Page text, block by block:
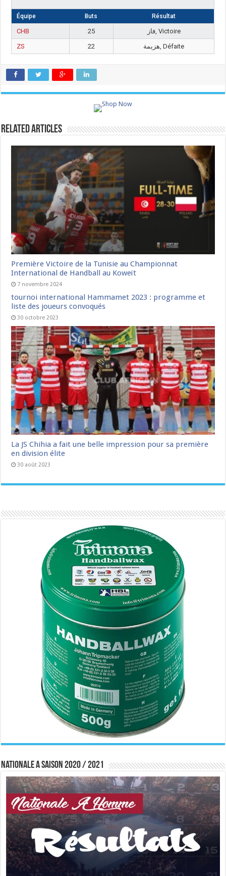
Équipe Buts Résultat
CHB 25
فاز, Victoire
ZS
22 هزيمة, Défaite
Related Articles
Première Victoire de la Tunisie au Championnat
International de Handball au Koweït
7 novembre 2024
tournoi international Hammamet 2023 : programme et
liste des joueurs convoqués
30 octobre 2023
La JS Chihia a fait une belle impression pour sa première
en division élite
30 août 2023
Nationale A saison 2020 / 2021